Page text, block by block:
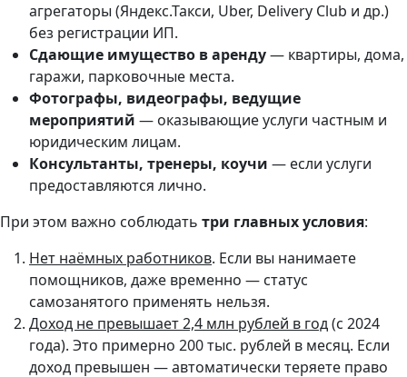
агрегаторы (Яндекс.Такси, Uber, Delivery Club и др.)
без регистрации ИП.
Сдающие имущество в аренду— квартиры, дома,
гаражи, парковочные места.
Фотографы, видеографы, ведущие
мероприятий — оказывающие услуги частным и
юридическим лицам.
Консультанты, тренеры, коучи — если услуги
предоставляются лично.
При этом важно соблюдать три главных условия:
Нет наёмных работников. Если вы нанимаете
помощников, даже временно — статус
самозанятого применять нельзя.
Доход не превышает 2,4 млн рублей в год(с 2024
года). Это примерно 200 тыс. рублей в месяц. Если
доход превышен — автоматически теряете право